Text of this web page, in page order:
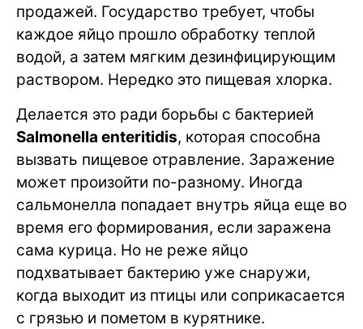
продажей. Государство требует, чтобы
каждое яйцо прошло обработку теплой
водой, а затем мягким дезинфицирующим
раствором. Нередко это пищевая хлорка.
Делается это ради борьбы с бактерией
Salmonella enteritidis, которая способна
вызвать пищевое отравление. Заражение
может произойти по-разному. Иногда
сальмонелла попадает внутрь яйца еще во
время его формирования, если заражена
сама курица. Но не реже яйцо
подхватывает бактерию уже снаружи,
когда выходит из птицы или соприкасается
с грязью и пометом в курятнике.